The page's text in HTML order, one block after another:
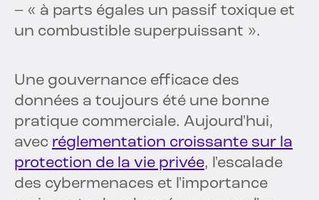
– « à parts égales un passif toxique et
un combustible superpuissant ».
Une gouvernance efficace des
données a toujours été une bonne
pratique commerciale. Aujourd'hui,
avec réglementation croissante sur la
protection de la vie privée, l'escalade
des cybermenaces et l'importance